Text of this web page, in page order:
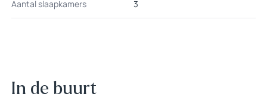
Aantal slaapkamers 3
In de buurt